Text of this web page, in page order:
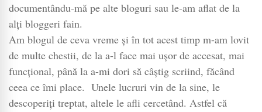
documentându-mă pe alte bloguri sau le-am aflat de la
alți bloggeri fain.
Am blogul de ceva vreme și în tot acest timp m-am lovit
de multe chestii, de la a-l face mai ușor de accesat, mai
funcțional, până la a-mi dori să câștig scriind, făcând
ceea ce îmi place. Unele lucruri vin de la sine, le
descoperiți treptat, altele le afli cercetând. Astfel că